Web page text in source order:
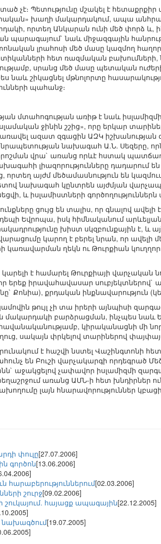
չէ։ Պետությունը մշակել է
խաղի մակարդակում, ապա
որտեղ Անկարան ունի մեծ փորձ և,
պարագայում` նաև միջազգային
լրահոսի մեծ մասը կազմող
հետ ռազմական
սրանց մեծ մասը պետական ուժերի
նաև շիկացնել մթնոլորտը
պահանջ։
մտահոգության առիթ է նաև
ջինին շշից», որը երկար
ազատ զգացին ԱԶԿ իշխանության
նախագահ Ա.Ն. Սեզերը,
որոշման վրա` առանց որևէ հստակ
լիազորությունները դադարում են
այժմ մեծամասնություն են
նախագահ կընտրեն այժմյան
և իսլամիստների
ցույց են տալիս, որ գնալով ավելի
Եվրոպա, իսկ հիմնականում
խիստ սկզբունքային է, և
կարող է բերել նրան, որ ավելի
ղեկն ու Թուրքիան
է համարել Թուրքիայի վարչական
երեք իրավահավասար սուբյեկտներով`
Քոնիա), քրդական ինքնավարություն
թույլ չի տա իրերի այնպիսի
մակարդակի բարձրացման, ինչպես նաև
կիրականացնի մի
սակայն փրկելով տարիներով
է հաշվի նստել Վաշինգտոնի
են Բուշի վարչակարգի որդեգրած
աջակցելով չափավոր իսլամիզմի
առանց ԱՄՆ-ի հետ խնդիրներ
լայն հնարավորություններ
փուլը[27.07.2006]
գործոն[13.06.2006]
հարաբերություններում[02.03.2006]
շուրջ[09.02.2006]
հայացք ապագային[22.12.2005]
նախագծում[19.07.2005]